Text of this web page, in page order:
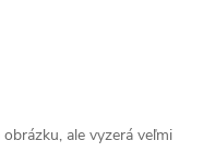
ale vyzerá veľmi